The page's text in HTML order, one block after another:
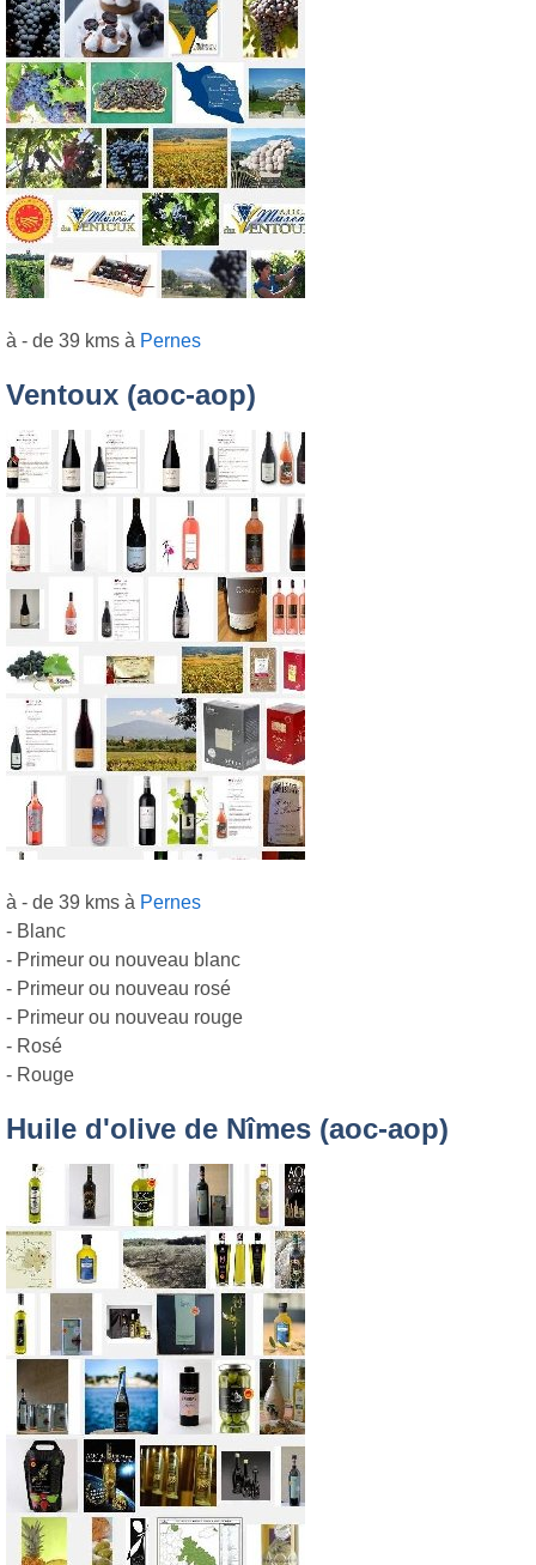
à - de 39 kms à Pernes
Ventoux (aoc-aop)
à - de 39 kms à Pernes
- Blanc
- Primeur ou nouveau blanc
- Primeur ou nouveau rosé
- Primeur ou nouveau rouge
- Rosé
- Rouge
Huile d'olive de Nîmes (aoc-aop)